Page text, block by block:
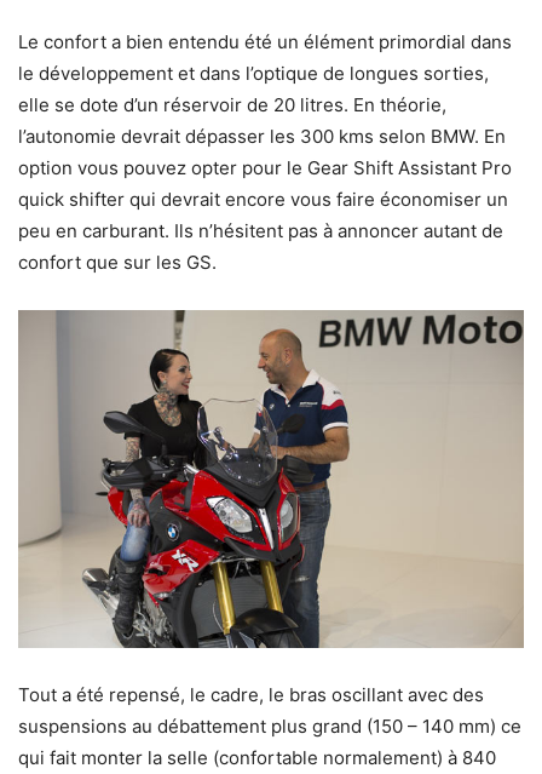
Le confort a bien entendu été un élément primordial dans
le développement et dans l’optique de longues sorties,
elle se dote d’un réservoir de 20 litres. En théorie,
l’autonomie devrait dépasser les 300 kms selon BMW. En
option vous pouvez opter pour le Gear Shift Assistant Pro
quick shifter qui devrait encore vous faire économiser un
peu en carburant. Ils n’hésitent pas à annoncer autant de
confort que sur les GS.
Tout a été repensé, le cadre, le bras oscillant avec des
suspensions au débattement plus grand (150 – 140 mm) ce
qui fait monter la selle (confortable normalement) à 840